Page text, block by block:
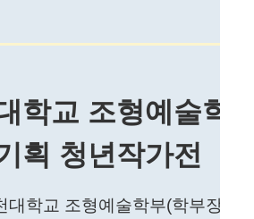
학교 조형예술학
획 청년작가전 《
대학교 조형예술학부(학부장 장